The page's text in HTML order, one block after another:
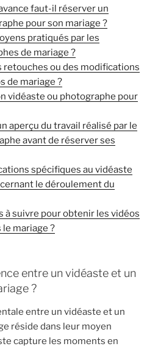
faut-il réserver un
pour son mariage ?
pratiqués par les
de mariage ?
retouches ou des modifications
de mariage ?
vidéaste ou photographe pour
aperçu du travail réalisé par le
avant de réserver ses
spécifiques au vidéaste
le déroulement du
à suivre pour obtenir les vidéos
mariage ?
entre un vidéaste et un
?
entre un vidéaste et un
réside dans leur moyen
capture les moments en